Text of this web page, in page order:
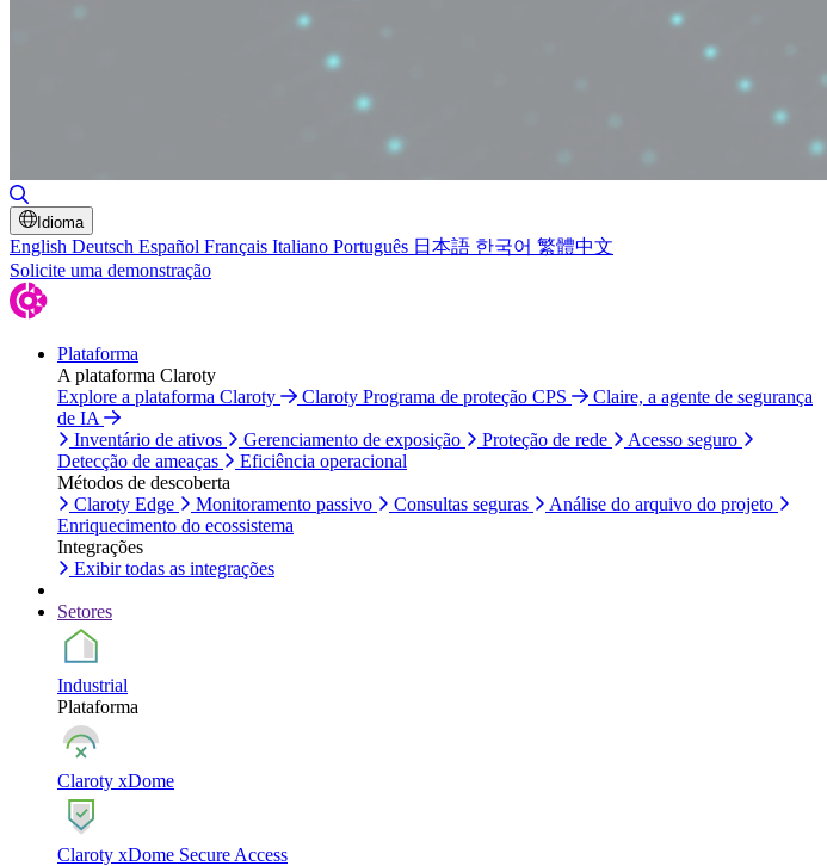
Idioma
English Deutsch Español Français Italiano Português 日本語 한국어 繁體中文
Solicite uma demonstração
Plataforma
A plataforma Claroty
Explore a plataforma Claroty
Claroty Programa de proteção CPS
Claire, a agente de segurança
de IA
Inventário de ativos
Gerenciamento de exposição Proteção de rede
Acesso seguro
Detecção de ameaças
Eficiência operacional
Métodos de descoberta
Claroty Edge
Monitoramento passivo Consultas seguras
Análise do arquivo do projeto
Enriquecimento do ecossistema
Integrações
Exibir todas as integrações
Setores
Industrial
Plataforma
Claroty xDome
Claroty xDome Secure Access